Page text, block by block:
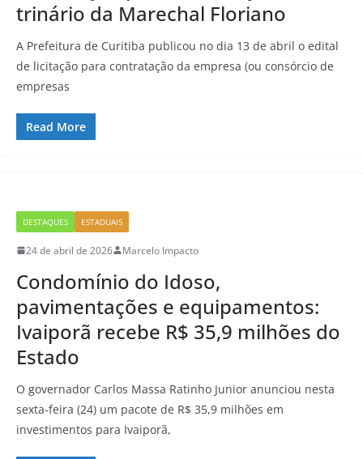
trinário da Marechal Floriano
A Prefeitura de Curitiba publicou no dia 13 de abril o edital
de licitação para contratação da empresa (ou consórcio de
empresas
Read More
DESTAQUES ESTADUAIS
24 de abril de 2026 Marcelo Impacto
Condomínio do Idoso,
pavimentações e equipamentos:
Ivaiporã recebe R$ 35,9 milhões do
Estado
O governador Carlos Massa Ratinho Junior anunciou nesta
sexta-feira (24) um pacote de R$ 35,9 milhões em
investimentos para Ivaiporã,